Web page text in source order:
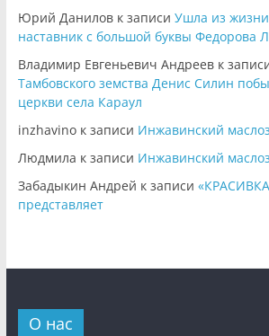
Юрий Даниловк записи Ушла из жизни
наставник с большой буквы Федорова
Владимир Евгеньевич Андреевк
Тамбовского земства Денис Силин
церкви села Караул
inzhavinoк записи Инжавинский
Людмила к записи Инжавинский
Забадыкин Андрей к записи
представляет
О нас